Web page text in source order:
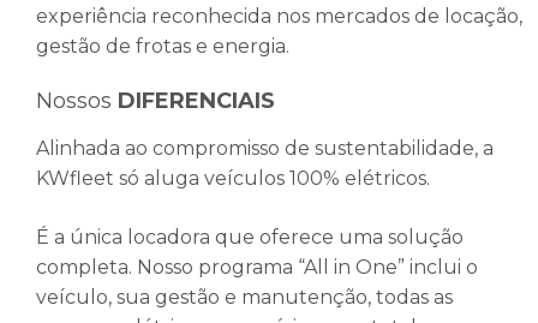
experiência reconhecida nos mercados de locação,
gestão de frotas e energia.
Nossos DIFERENCIAIS
Alinhada ao compromisso de sustentabilidade, a
KWfleet só aluga veículos 100% elétricos.
É a única locadora que oferece uma solução
completa. Nosso programa “All in One” inclui o
veículo, sua gestão e manutenção, todas as